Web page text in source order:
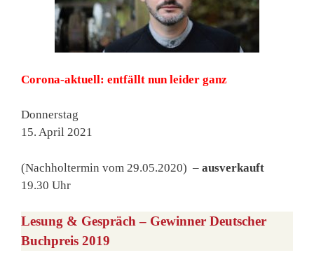
Corona-aktuell: entfällt nun leider ganz
Donnerstag
15. April 2021
(Nachholtermin vom 29.05.2020) – ausverkauft
19.30 Uhr
Lesung & Gespräch – Gewinner Deutscher
Buchpreis 2019